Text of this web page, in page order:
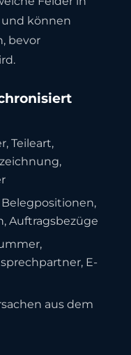
können
bevor
Teileart,
Auftragsbezüge
E-
aus dem